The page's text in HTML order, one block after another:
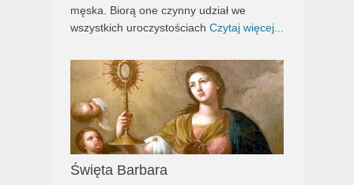
męska. Biorą one czynny udział we
wszystkich uroczystościach Czytaj więcej...
Święta Barbara